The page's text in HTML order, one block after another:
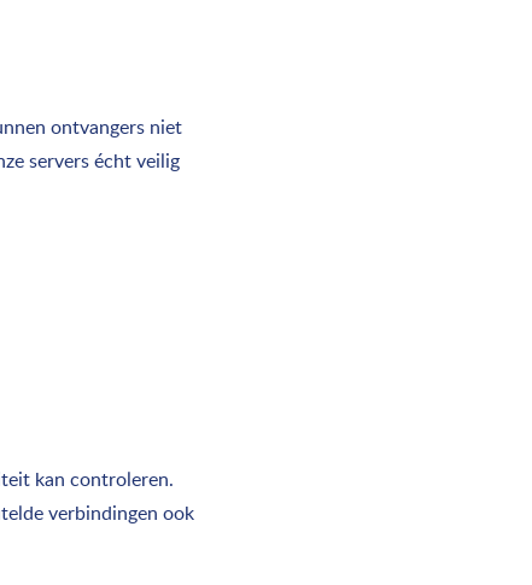
ontvangers niet
servers écht veilig
kan controleren.
verbindingen ook